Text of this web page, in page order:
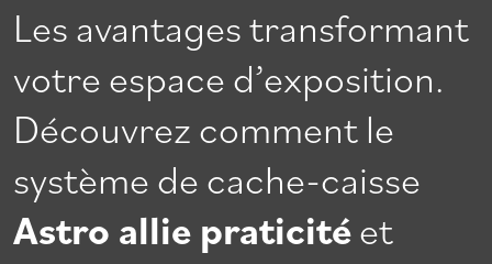
Les avantages transformant
votre espace d’exposition.
Découvrez comment le
système de cache-caisse
Astro allie praticitéet